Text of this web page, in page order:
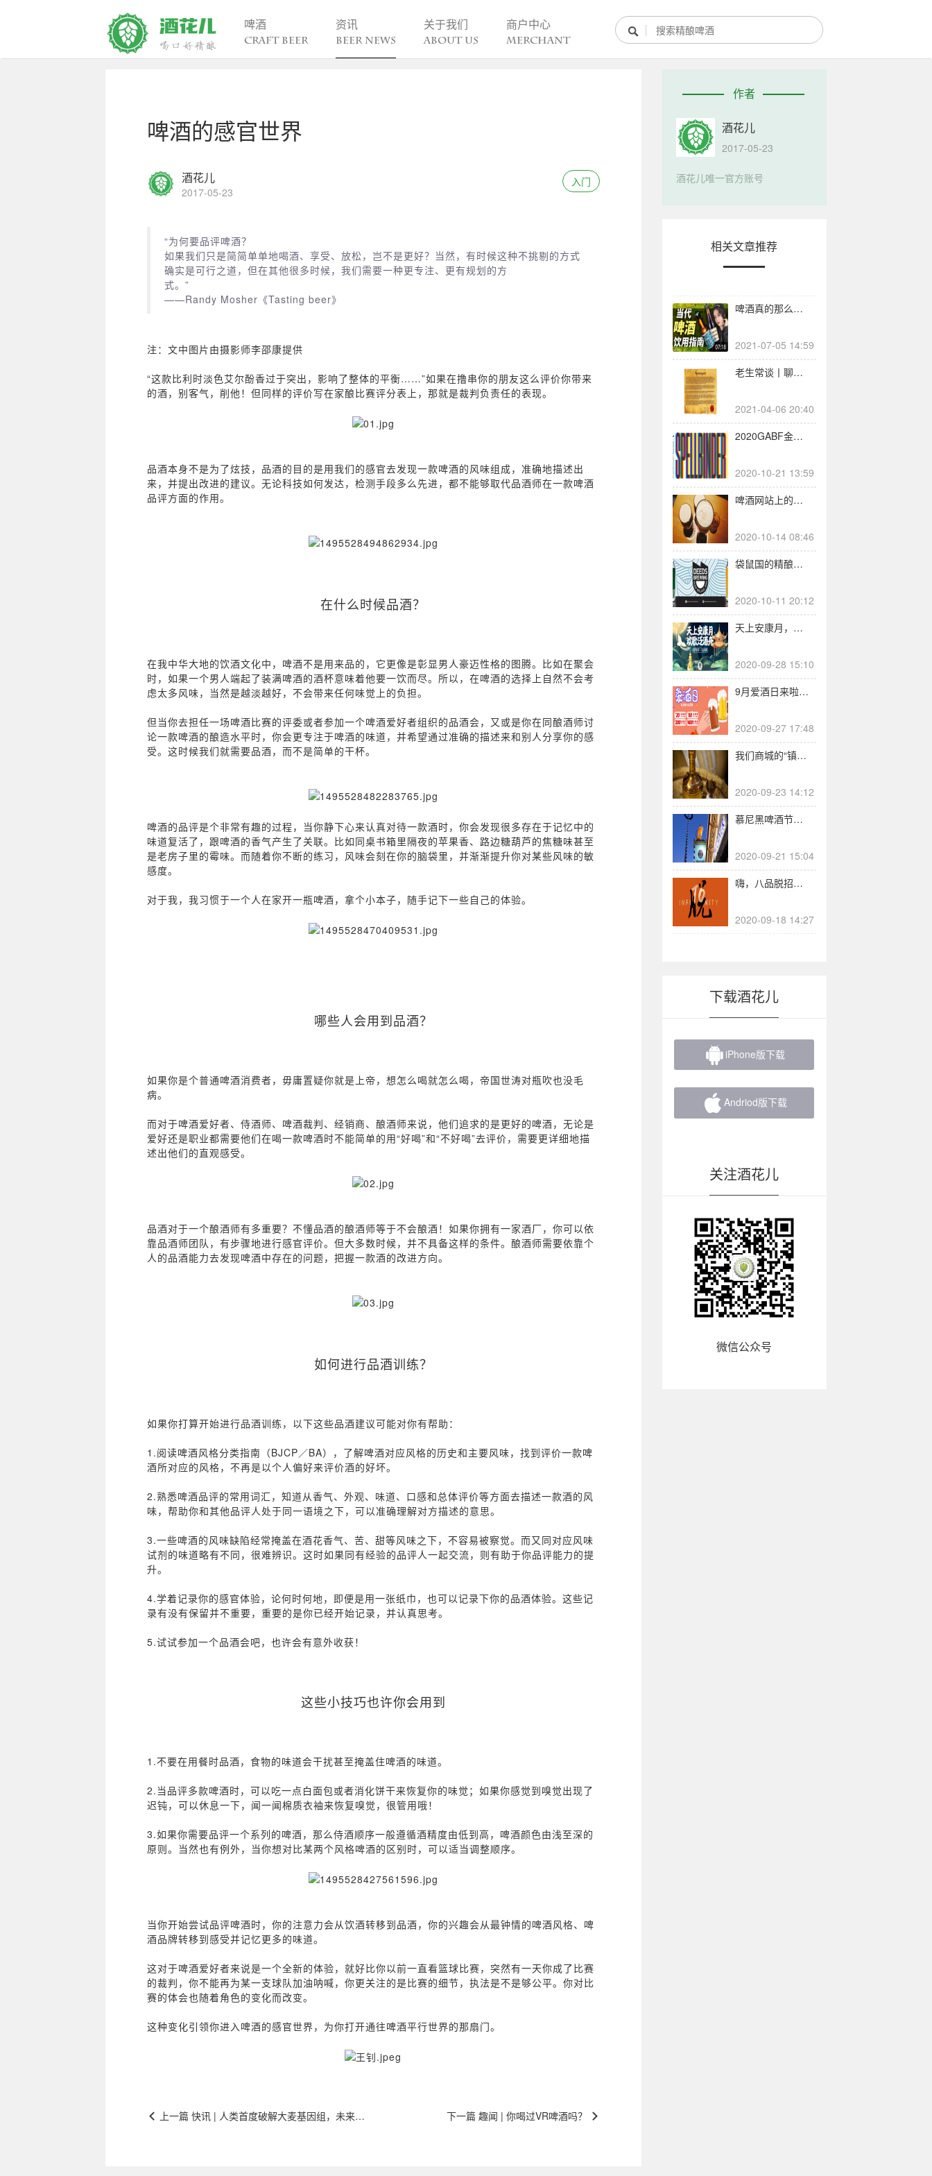
啤酒
CRAFT BEER
资讯
BEER NEWS
关于我们
ABOUT US
商户中心
MERCHANT

入门
进阶
考试认证
行业故事
精酿赛事
酿酒部落
酿酒知识
酿酒活动
酿酒故事
啤酒的感官世界
酒花儿
2017-05-23
入门
“为何要品评啤酒？
如果我们只是简简单单地喝酒、享受、放松，岂不是更好？当然，有时候这种不挑剔的方式
确实是可行之道，但在其他很多时候，我们需要一种更专注、更有规划的方
式。”
——Randy Mosher《Tasting beer》
注：文中图片由摄影师李邵康提供
“这款比利时淡色艾尔酚香过于突出，影响了整体的平衡……”如果在撸串你的朋友这么评价你带来
的酒，别客气，削他！但同样的评价写在家酿比赛评分表上，那就是裁判负责任的表现。
品酒本身不是为了炫技，品酒的目的是用我们的感官去发现一款啤酒的风味组成，准确地描述出
来，并提出改进的建议。无论科技如何发达，检测手段多么先进，都不能够取代品酒师在一款啤酒
品评方面的作用。
在什么时候品酒？
在我中华大地的饮酒文化中，啤酒不是用来品的，它更像是彰显男人豪迈性格的图腾。比如在聚会
时，如果一个男人端起了装满啤酒的酒杯意味着他要一饮而尽。所以，在啤酒的选择上自然不会考
虑太多风味，当然是越淡越好，不会带来任何味觉上的负担。
但当你去担任一场啤酒比赛的评委或者参加一个啤酒爱好者组织的品酒会，又或是你在同酿酒师讨
论一款啤酒的酿造水平时，你会更专注于啤酒的味道，并希望通过准确的描述来和别人分享你的感
受。这时候我们就需要品酒，而不是简单的干杯。
啤酒的品评是个非常有趣的过程，当你静下心来认真对待一款酒时，你会发现很多存在于记忆中的
味道复活了，跟啤酒的香气产生了关联。比如同桌书箱里隔夜的苹果香、路边糖葫芦的焦糖味甚至
是老房子里的霉味。而随着你不断的练习，风味会刻在你的脑袋里，并渐渐提升你对某些风味的敏
感度。
对于我，我习惯于一个人在家开一瓶啤酒，拿个小本子，随手记下一些自己的体验。
哪些人会用到品酒？
如果你是个普通啤酒消费者，毋庸置疑你就是上帝，想怎么喝就怎么喝，帝国世涛对瓶吹也没毛
病。
而对于啤酒爱好者、侍酒师、啤酒裁判、经销商、酿酒师来说，他们追求的是更好的啤酒，无论是
爱好还是职业都需要他们在喝一款啤酒时不能简单的用“好喝”和“不好喝”去评价，需要更详细地描
述出他们的直观感受。
品酒对于一个酿酒师有多重要？不懂品酒的酿酒师等于不会酿酒！如果你拥有一家酒厂，你可以依
靠品酒师团队，有步骤地进行感官评价。但大多数时候，并不具备这样的条件。酿酒师需要依靠个
人的品酒能力去发现啤酒中存在的问题，把握一款酒的改进方向。
如何进行品酒训练？
如果你打算开始进行品酒训练，以下这些品酒建议可能对你有帮助：
1.阅读啤酒风格分类指南（BJCP／BA），了解啤酒对应风格的历史和主要风味，找到评价一款啤
酒所对应的风格，不再是以个人偏好来评价酒的好坏。
2.熟悉啤酒品评的常用词汇，知道从香气、外观、味道、口感和总体评价等方面去描述一款酒的风
味，帮助你和其他品评人处于同一语境之下，可以准确理解对方描述的意思。
3.一些啤酒的风味缺陷经常掩盖在酒花香气、苦、甜等风味之下，不容易被察觉。而又同对应风味
试剂的味道略有不同，很难辨识。这时如果同有经验的品评人一起交流，则有助于你品评能力的提
升。
4.学着记录你的感官体验，论何时何地，即便是用一张纸巾，也可以记录下你的品酒体验。这些记
录有没有保留并不重要，重要的是你已经开始记录，并认真思考。
5.试试参加一个品酒会吧，也许会有意外收获！
这些小技巧也许你会用到
1.不要在用餐时品酒，食物的味道会干扰甚至掩盖住啤酒的味道。
2.当品评多款啤酒时，可以吃一点白面包或者消化饼干来恢复你的味觉；如果你感觉到嗅觉出现了
迟钝，可以休息一下，闻一闻棉质衣袖来恢复嗅觉，很管用哦！
3.如果你需要品评一个系列的啤酒，那么侍酒顺序一般遵循酒精度由低到高，啤酒颜色由浅至深的
原则。当然也有例外，当你想对比某两个风格啤酒的区别时，可以适当调整顺序。
当你开始尝试品评啤酒时，你的注意力会从饮酒转移到品酒，你的兴趣会从最钟情的啤酒风格、啤
酒品牌转移到感受并记忆更多的味道。
这对于啤酒爱好者来说是一个全新的体验，就好比你以前一直看篮球比赛，突然有一天你成了比赛
的裁判，你不能再为某一支球队加油呐喊，你更关注的是比赛的细节，执法是不是够公平。你对比
赛的体会也随着角色的变化而改变。
这种变化引领你进入啤酒的感官世界，为你打开通往啤酒平行世界的那扇门。
 上一篇 快讯 | 人类首度破解大麦基因组，未来啤酒可能会更好喝了 下一篇 趣闻 | 你喝过VR啤酒吗？ 
作者
酒花儿
2017-05-23
酒花儿唯一官方账号
相关文章推荐
啤酒真的那么难喝吗？精酿的正确饮用姿势【糖厂vol.008】
2021-07-05 14:59
老生常谈丨聊聊德国啤酒纯净法（基础篇）
2021-04-06 20:40
2020GABF金牌赏！全美冠军精酿群英会！
2020-10-21 13:59
啤酒网站上的评分与排名，是怎么算出来的？
2020-10-14 08:46
袋鼠国的精酿契约
2020-10-11 20:12
天上安康月，欢歌泛酒舟，酒花儿祝您长假快乐！
2020-09-28 15:10
9月爱酒日来啦！新品满折大秒杀，长假备酒喝个够！
2020-09-27 17:48
我们商城的“镇花之宝”刚刚被买走了
2020-09-23 14:12
慕尼黑啤酒节取消了，但十月啤酒还在
2020-09-21 15:04
嗨，八品脱招人啦
2020-09-18 14:27
下载酒花儿
 iPhone版下载
 Andriod版下载
关注酒花儿
微信公众号